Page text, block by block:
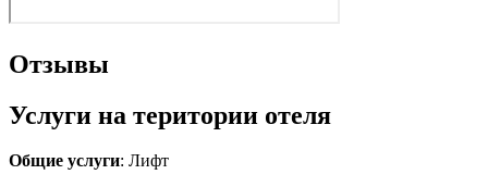
Отзывы
Услуги на територии отеля
Общие услуги: Лифт